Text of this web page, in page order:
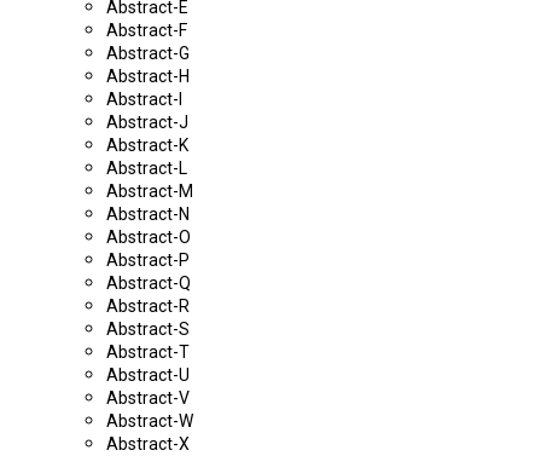
Abstract-E
Abstract-F
Abstract-G
Abstract-H
Abstract-I
Abstract-J
Abstract-K
Abstract-L
Abstract-M
Abstract-N
Abstract-O
Abstract-P
Abstract-Q
Abstract-R
Abstract-S
Abstract-T
Abstract-U
Abstract-V
Abstract-W
Abstract-X